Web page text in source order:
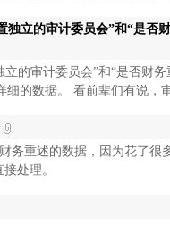
立的审计委员会”和“是否财
的审计委员会”和“是否财
的数据。 看前辈们有说，
务重述的数据，因为花了
处理。